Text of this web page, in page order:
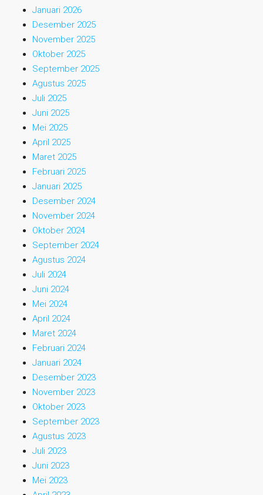
Januari 2026
Desember 2025
November 2025
Oktober 2025
September 2025
Agustus 2025
Juli 2025
Juni 2025
Mei 2025
April 2025
Maret 2025
Februari 2025
Januari 2025
Desember 2024
November 2024
Oktober 2024
September 2024
Agustus 2024
Juli 2024
Juni 2024
Mei 2024
April 2024
Maret 2024
Februari 2024
Januari 2024
Desember 2023
November 2023
Oktober 2023
September 2023
Agustus 2023
Juli 2023
Juni 2023
Mei 2023